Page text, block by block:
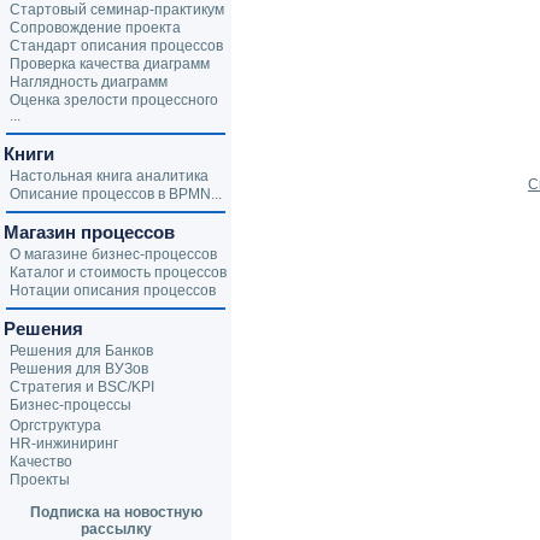
Стартовый семинар-практикум
Сопровождение проекта
Стандарт описания процессов
Проверка качества диаграмм
Наглядность диаграмм
Оценка зрелости процессного
...
Книги
Настольная книга аналитика
Описание процессов в BPMN...
Магазин процессов
О магазине бизнес-процессов
Каталог и стоимость процессов
Нотации описания процессов
Решения
Решения для Банков
Решения для ВУЗов
Стратегия и BSC/KPI
Бизнес-процессы
Оргструктура
HR-инжиниринг
Качество
Проекты
Подписка на новостную
рассылку